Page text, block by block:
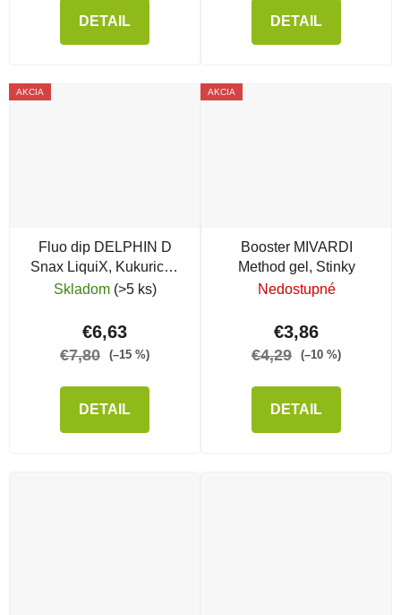
DETAIL DETAIL
AKCIA
Fluo dip DELPHIN D
Snax LiquiX, Kukurica -
Ananás
Skladom (>5 ks)
€6,63
€7,80 (–15 %)
DETAIL
AKCIA
Booster MIVARDI
Method gel, Stinky
Nedostupné
€3,86
€4,29 (–10 %)
DETAIL